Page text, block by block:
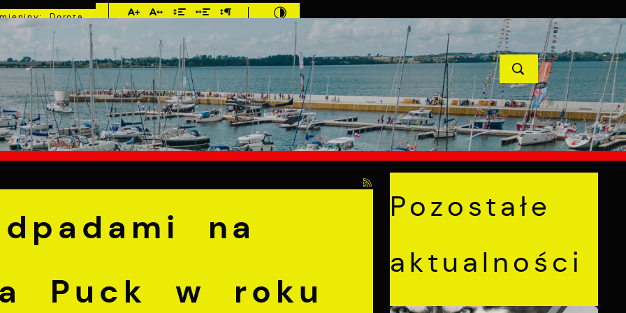
Dorota,
Konrad, Kajetan
MIESZKANIEC TURYSTYKA INWESTYCJE PROJEKTY UNIJNE KONTAKT
na terenie Miasta Puck w roku 2024 POPRZEDNI NASTĘPNY
na
Puck w roku
Pozostałe
aktualności